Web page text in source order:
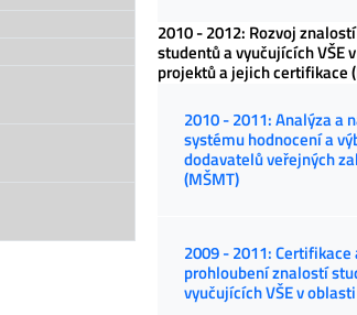
2010 - 2012: Rozvoj
studentů a vyučujících VŠE
projektů a jejich certifikace
2010 - 2011: Analýza a
systému hodnocení a
dodavatelů veřejných
(MŠMT)
2009 - 2011: Certifikace
prohloubení znalostí
vyučujících VŠE v